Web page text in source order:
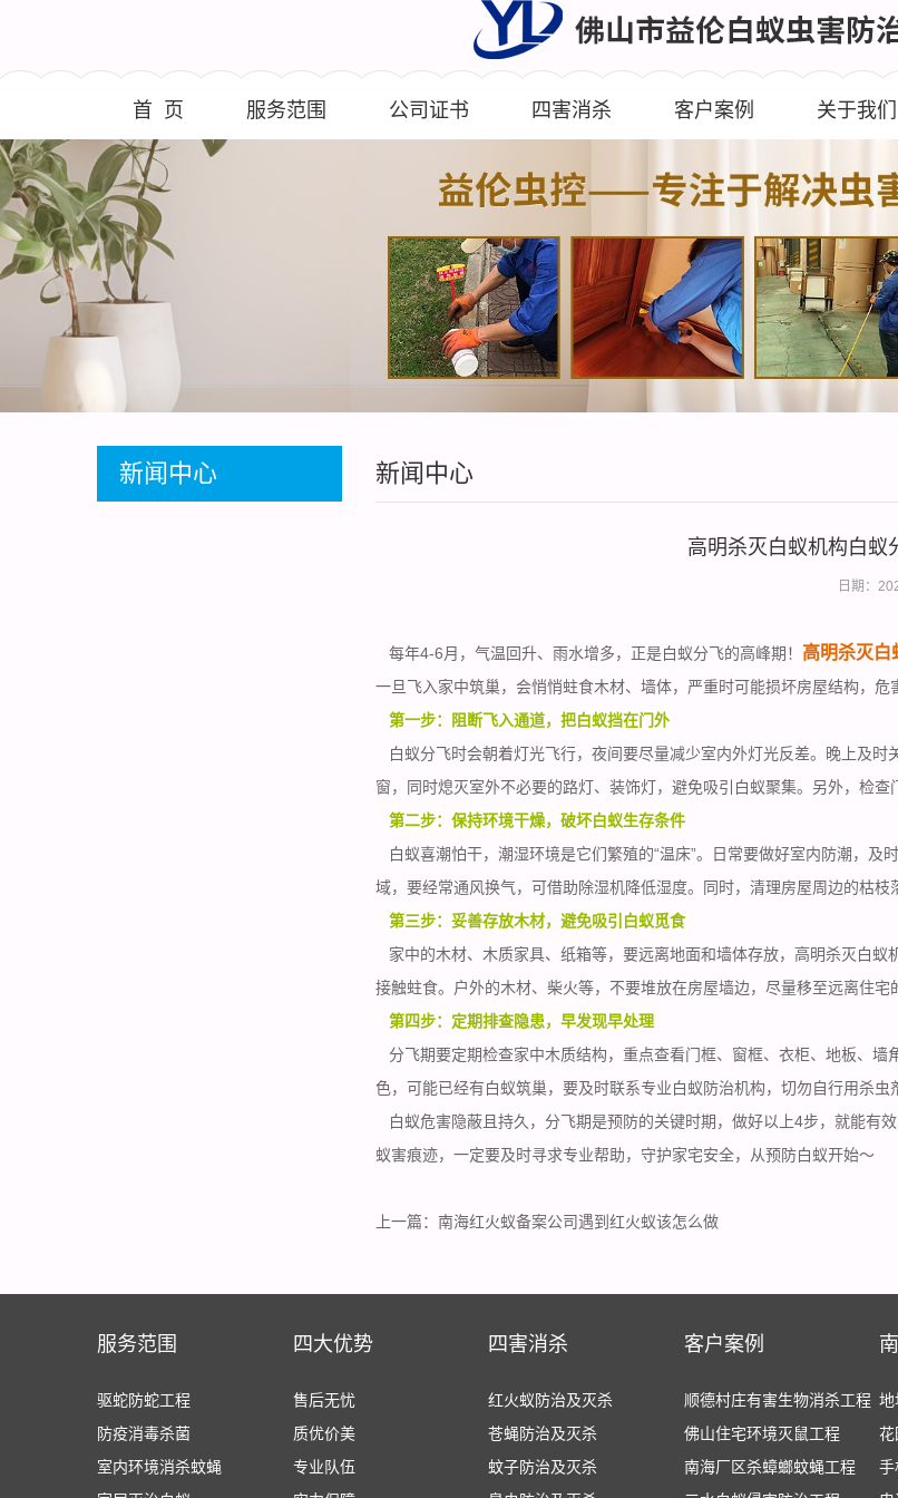
首 页 服务范围 公司证书 四害消杀 客户案例 关于我们
新闻中心 新闻中心
高明杀灭白蚁机构白蚁
日期：
每年4-6月，气温回升、雨水增多，正是白蚁分飞的高峰期！ 高明杀灭白
一旦飞入家中筑巢，会悄悄蛀食木材、墙体，严重时可能损坏房屋结构，
第一步：阻断飞入通道，把白蚁挡在门外
白蚁分飞时会朝着灯光飞行，夜间要尽量减少室内外灯光反差。晚上及
窗，同时熄灭室外不必要的路灯、装饰灯，避免吸引白蚁聚集。另外，检
第二步：保持环境干燥，破坏白蚁生存条件
白蚁喜潮怕干，潮湿环境是它们繁殖的“温床”。日常要做好室内防潮，及
域，要经常通风换气，可借助除湿机降低湿度。同时，清理房屋周边的枯枝
第三步：妥善存放木材，避免吸引白蚁觅食
家中的木材、木质家具、纸箱等，要远离地面和墙体存放，高明杀灭白
接触蛀食。户外的木材、柴火等，不要堆放在房屋墙边，尽量移至远离住宅
第四步：定期排查隐患，早发现早处理
分飞期要定期检查家中木质结构，重点查看门框、窗框、衣柜、地板、
色，可能已经有白蚁筑巢，要及时联系专业白蚁防治机构，切勿自行用杀虫
白蚁危害隐蔽且持久， 分飞期是预防的关键时期，做好以上4步，就能有
蚁害痕迹，一定要及时寻求专业帮助，守护家宅安全，从预防白蚁开始～
上一篇： 南海红火蚁备案公司遇到红火蚁该怎么做
服务范围
驱蛇防蛇工程
防疫消毒杀菌
室内环境消杀蚊蝇
四大优势
售后无忧
质优价美
专业队伍
四害消杀
红火蚁防治及灭杀
苍蝇防治及灭杀
蚊子防治及灭杀
客户案例
顺德村庄有害生物消杀工程
佛山住宅环境灭鼠工程
南海厂区杀蟑螂蚊蝇工程
地
花
手